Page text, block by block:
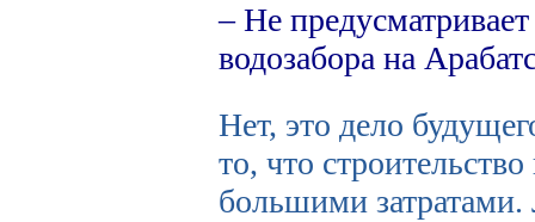
– Не
водозабора на
Нет, это дело
то, что
большими